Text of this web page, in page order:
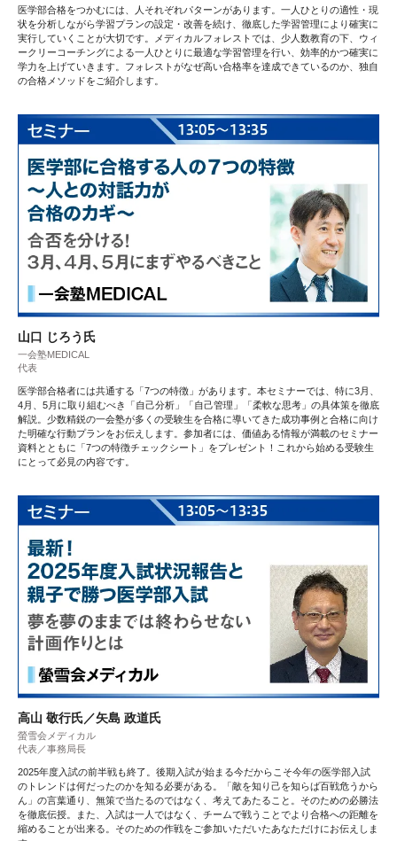
医学部合格をつかむには、人それぞれパターンがあります。一人ひとりの適性・現
状を分析しながら学習プランの設定・改善を続け、徹底した学習管理により確実に
実行していくことが大切です。メディカルフォレストでは、少人数教育の下、ウィ
ークリーコーチングによる一人ひとりに最適な学習管理を行い、効率的かつ確実に
学力を上げていきます。フォレストがなぜ高い合格率を達成できているのか、独自
の合格メソッドをご紹介します。
山口 じろう氏
一会塾MEDICAL
代表
医学部合格者には共通する「7つの特徴」があります。本セミナーでは、特に3月、
4月、5月に取り組むべき「自己分析」「自己管理」「柔軟な思考」の具体策を徹底
解説。少数精鋭の一会塾が多くの受験生を合格に導いてきた成功事例と合格に向け
た明確な行動プランをお伝えします。参加者には、価値ある情報が満載のセミナー
資料とともに「7つの特徴チェックシート」をプレゼント！これから始める受験生
にとって必見の内容です。
高山 敬行氏／矢島 政道氏
螢雪会メディカル
代表／事務局長
2025年度入試の前半戦も終了。後期入試が始まる今だからこそ今年の医学部入試
のトレンドは何だったのかを知る必要がある。「敵を知り己を知らば百戦危うから
ん」の言葉通り、無策で当たるのではなく、考えてあたること。そのための必勝法
を徹底伝授。また、入試は一人ではなく、チームで戦うことでより合格への距離を
縮めることが出来る。そのための作戦をご参加いただいたあなただけにお伝えしま